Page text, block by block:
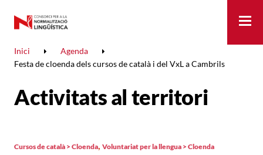
Inici
Agenda
Festa de cloenda dels cursos de català i del VxL a Cambrils
Activitats al territori
Cursos de català > Cloenda, Voluntariat per la llengua > Cloenda